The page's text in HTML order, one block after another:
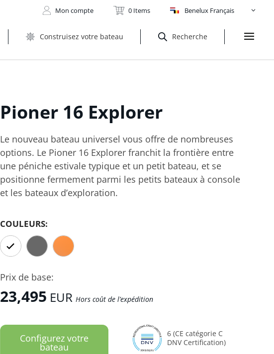
Mon compte 0 Items Benelux Français
Recherche
Construisez votre bateau
Pioner 16 Explorer
Le nouveau bateau universel vous offre de nombreuses
options. Le Pioner 16 Explorer franchit la frontière entre
une péniche estivale typique et un petit bateau, et se
positionne fermement parmi les petits bateaux à console
et les bateaux d’exploration.
COULEURS:
Prix de base​:
23,495 EUR Hors coût de l’expédition
Configurez votre
bateau
6 (CE catégorie C
DNV Certification)